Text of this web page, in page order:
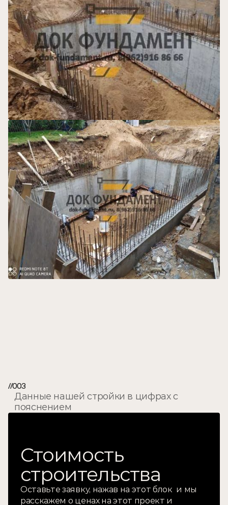
Характеристики®
//003
Данные нашей стройки в цифрах с
пояснением
Стоимость
строительства
Оставьте заявку, нажав на этот блок  и мы
расскажем о ценах на этот проект и